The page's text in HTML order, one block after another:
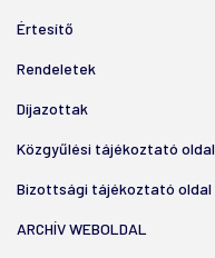
Értesítő
Rendeletek
Díjazottak
Közgyűlési tájékoztató oldal
Bizottsági tájékoztató oldal
ARCHÍV WEBOLDAL